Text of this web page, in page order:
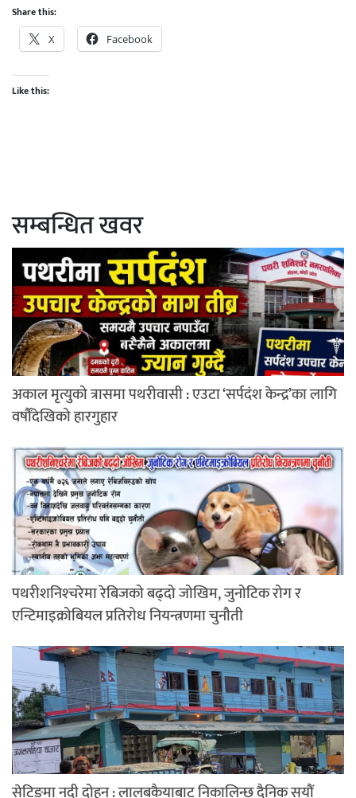
Share this:
X Facebook
Like this:
सम्बन्धित खवर
अकाल मृत्युको त्रासमा पथरीवासी : एउटा ‘सर्पदंश केन्द्र’का लागि
वर्षौंदेखिको हारगुहार
पथरीशनिश्‍चरेमा रेबिजको बढ्दो जोखिम, जुनोटिक रोग र
एन्टिमाइक्रोबियल प्रतिरोध नियन्त्रणमा चुनौती
सेटिङमा नदी दोहन : लालबकैयाबाट निकालिन्छ दैनिक सयौं